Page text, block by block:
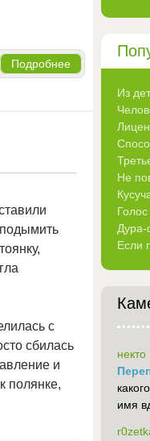
Подробнее
с
сбилась
и
полянке,
Из
Не
Дура-
Если
некто
имя